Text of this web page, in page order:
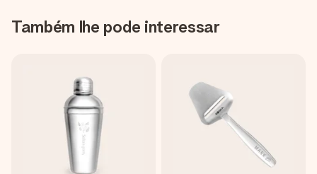
Também lhe pode interessar